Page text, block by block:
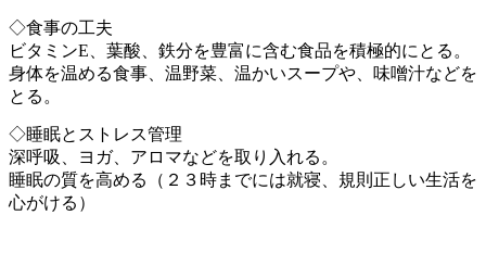
◇食事の工夫
ビタミンE、葉酸、鉄分を豊富に含む食品を積極的にとる。
身体を温める食事、温野菜、温かいスープや、味噌汁などを
とる。
◇睡眠とストレス管理
深呼吸、ヨガ、アロマなどを取り入れる。
睡眠の質を高める（２３時までには就寝、規則正しい生活を
心がける）